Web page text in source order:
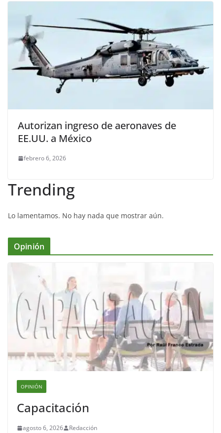
Autorizan ingreso de aeronaves de
EE.UU. a México
febrero 6, 2026
Trending
Lo lamentamos. No hay nada que mostrar aún.
Opinión
OPINIÓN
Capacitación
agosto 6, 2026 Redacción